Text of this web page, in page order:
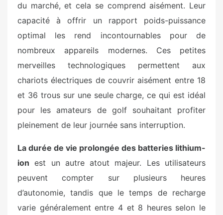
du marché, et cela se comprend aisément. Leur
capacité à offrir un rapport poids-puissance
optimal les rend incontournables pour de
nombreux appareils modernes. Ces petites
merveilles technologiques permettent aux
chariots électriques de couvrir aisément entre 18
et 36 trous sur une seule charge, ce qui est idéal
pour les amateurs de golf souhaitant profiter
pleinement de leur journée sans interruption.
La durée de vie prolongée des batteries lithium-
ion est un autre atout majeur. Les utilisateurs
peuvent compter sur plusieurs heures
d’autonomie, tandis que le temps de recharge
varie généralement entre 4 et 8 heures selon le